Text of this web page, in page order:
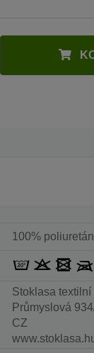
100% poliuretán
Stoklasa textilní
Průmyslová
CZ